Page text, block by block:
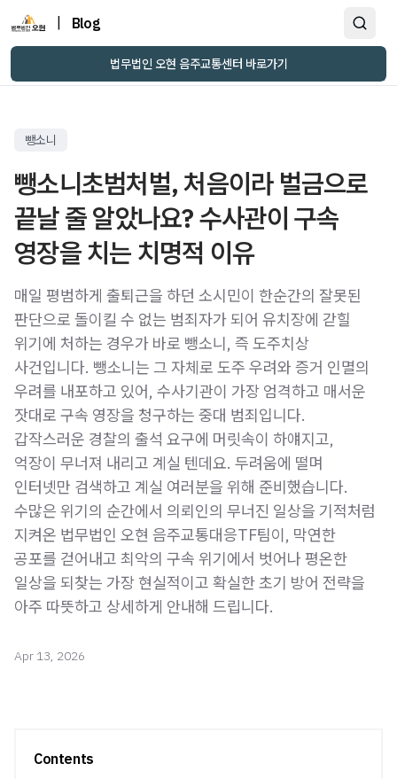
Blog
법무법인 오현 음주교통센터 바로가기
뺑소니
뺑소니초범처벌, 처음이라 벌금으로
끝날 줄 알았나요? 수사관이 구속
영장을 치는 치명적 이유
매일 평범하게 출퇴근을 하던 소시민이 한순간의 잘못된
판단으로 돌이킬 수 없는 범죄자가 되어 유치장에 갇힐
위기에 처하는 경우가 바로 뺑소니, 즉 도주치상
사건입니다. 뺑소니는 그 자체로 도주 우려와 증거 인멸의
우려를 내포하고 있어, 수사기관이 가장 엄격하고 매서운
잣대로 구속 영장을 청구하는 중대 범죄입니다.
갑작스러운 경찰의 출석 요구에 머릿속이 하얘지고,
억장이 무너져 내리고 계실 텐데요. 두려움에 떨며
인터넷만 검색하고 계실 여러분을 위해 준비했습니다.
수많은 위기의 순간에서 의뢰인의 무너진 일상을 기적처럼
지켜온 법무법인 오현 음주교통대응TF팀이, 막연한
공포를 걷어내고 최악의 구속 위기에서 벗어나 평온한
일상을 되찾는 가장 현실적이고 확실한 초기 방어 전략을
아주 따뜻하고 상세하게 안내해 드립니다.
Apr 13, 2026
Contents